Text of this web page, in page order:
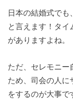
日本の結婚式で
と言えます！タイ
がありますよね。
ただ、セレモニー
ため、司会の人に
をするのが大事で